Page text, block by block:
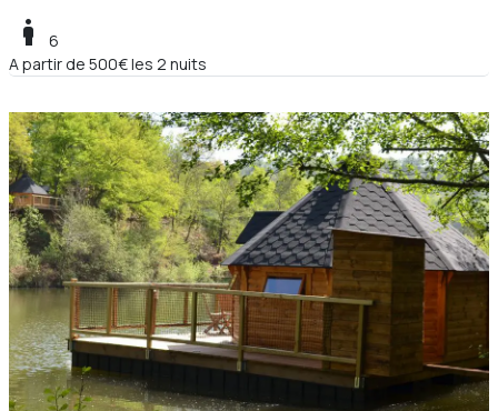
boy
6
A partir de 500€ les 2 nuits